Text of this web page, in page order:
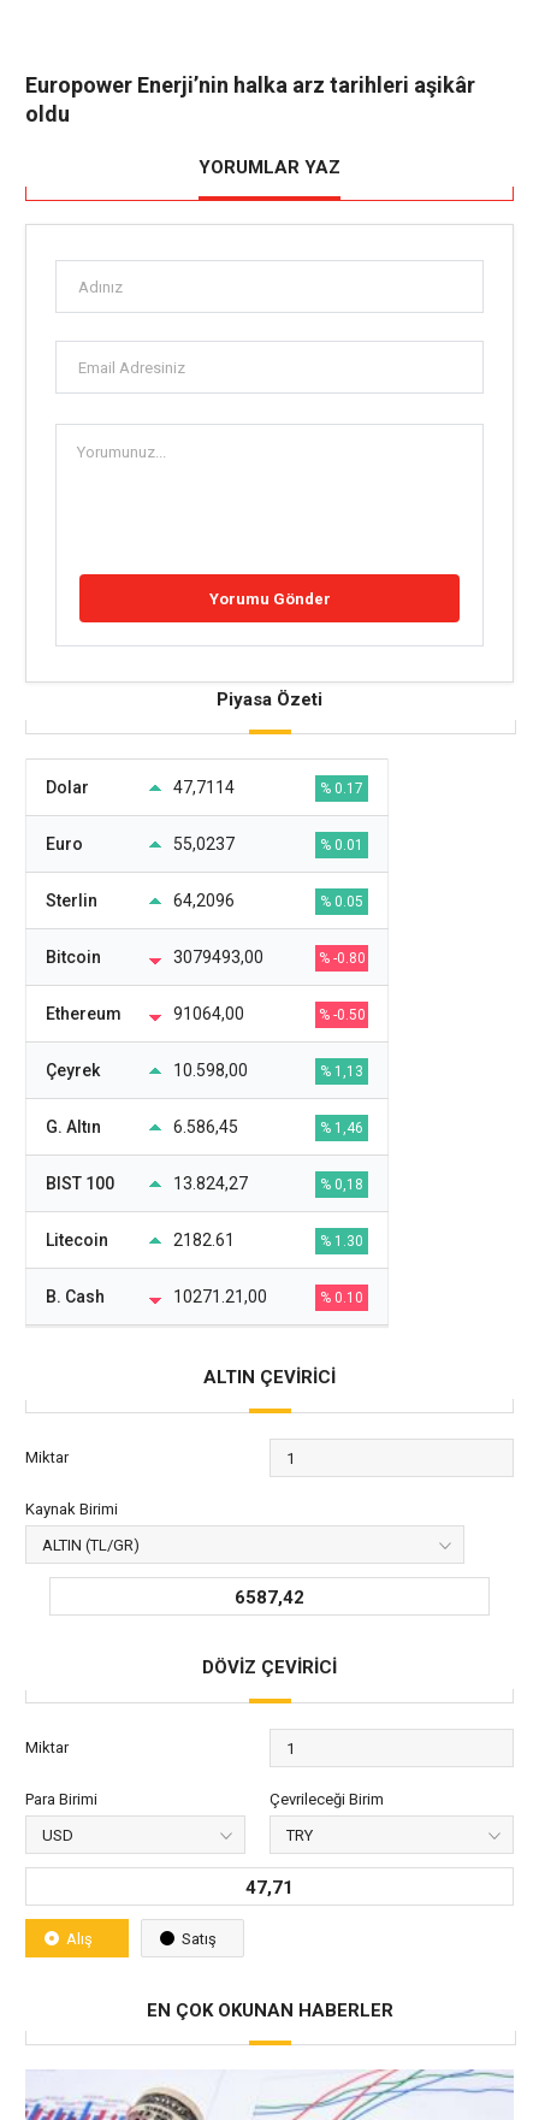
Europower Enerji’nin halka arz tarihleri aşikâr
oldu
YORUMLAR YAZ
Piyasa Özeti
Dolar 47,7114 % 0.17
Euro 55,0237 % 0.01
Sterlin 64,2096 % 0.05
Bitcoin 3079493,00 % -0.80
Ethereum 91064,00 % -0.50
Çeyrek 10.598,00 % 1,13
G. Altın 6.586,45 % 1,46
BIST 100 13.824,27 % 0,18
Litecoin 2182.61 % 1.30
B. Cash 10271.21,00 % 0.10
ALTIN ÇEVİRİCİ
Miktar
Kaynak Birimi
6587,42
DÖVİZ ÇEVİRİCİ
Miktar
Para Birimi Çevrileceği Birim
47,71
Alış Satış
EN ÇOK OKUNAN HABERLER